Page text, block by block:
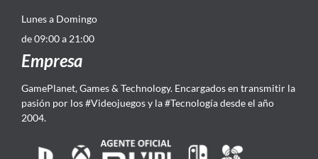
Lunes a Domingo
de 09:00 a 21:00
Empresa
GamePlanet, Games & Technology. Encargados en transmitir la
pasión por los #Videojuegos y la #Tecnología desde el año
2004.